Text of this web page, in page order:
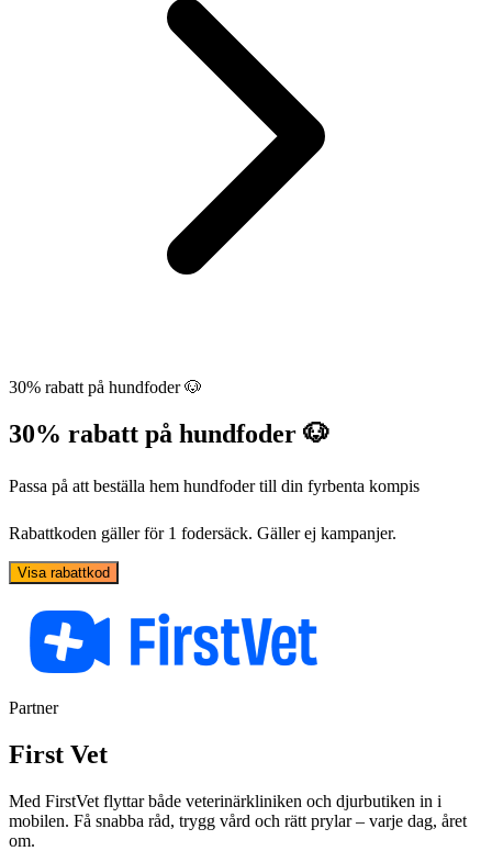
30% rabatt på hundfoder 🐶
30% rabatt på hundfoder 🐶
Passa på att beställa hem hundfoder till din fyrbenta kompis
Rabattkoden gäller för 1 fodersäck. Gäller ej kampanjer.
Visa rabattkod
Partner
First Vet
Med FirstVet flyttar både veterinärkliniken och djurbutiken in i
mobilen. Få snabba råd, trygg vård och rätt prylar – varje dag, året
om.